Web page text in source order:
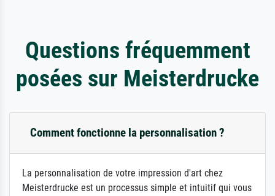
Questions fréquemment
posées sur Meisterdrucke
Comment fonctionne la personnalisation ?
La personnalisation de votre impression d'art chez
Meisterdrucke est un processus simple et intuitif qui vous